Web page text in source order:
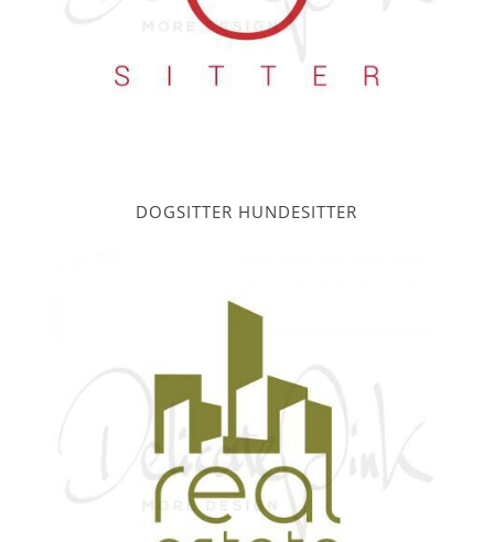
DOGSITTER HUNDESITTER